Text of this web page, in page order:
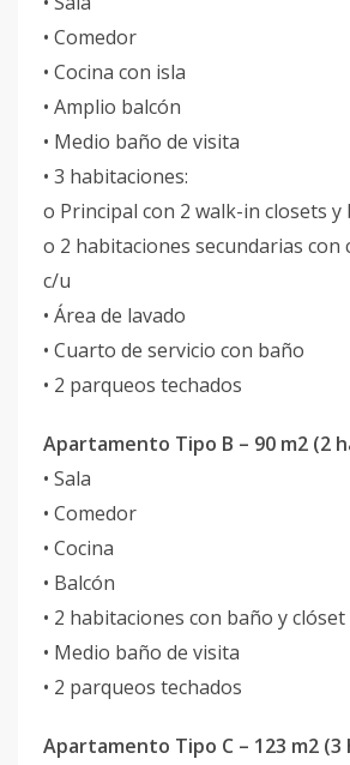
• Comedor
• Cocina con isla
• Amplio balcón
• Medio baño de visita
• 3 habitaciones:
o Principal con 2 walk-in closets y
o 2 habitaciones secundarias con
c/u
• Área de lavado
• Cuarto de servicio con baño
• 2 parqueos techados
Apartamento Tipo B – 90 m2 (2
• Sala
• Comedor
• Cocina
• Balcón
• 2 habitaciones con baño y clóset
• Medio baño de visita
• 2 parqueos techados
Apartamento Tipo C – 123 m2